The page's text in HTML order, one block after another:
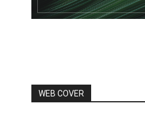
WEB COVER